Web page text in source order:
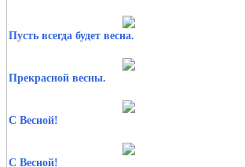
Пусть всегда будет весна.
Прекрасной весны.
С Весной!
С Весной!